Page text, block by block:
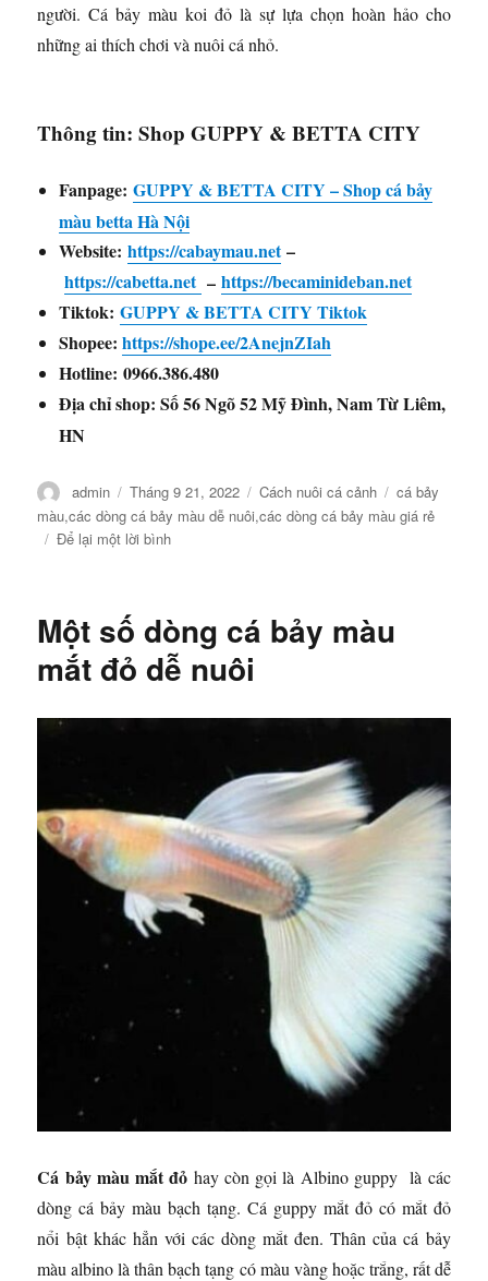
người. Cá bảy màu koi đỏ là sự lựa chọn hoàn hảo cho
những ai thích chơi và nuôi cá nhỏ.
Thông tin: Shop GUPPY & BETTA CITY
Fanpage:GUPPY & BETTA CITY – Shop cá bảy
màu betta Hà Nội
Website:https://cabaymau.net–
https://cabetta.net –https://becaminideban.net
Tiktok:GUPPY & BETTA CITY Tiktok
Shopee:https://shope.ee/2AnejnZIah
Hotline: 0966.386.480
Địa chỉ shop: Số 56 Ngõ 52 Mỹ Đình, Nam Từ Liêm,
HN
Tác
giả
admin
Đăng
vào
ngày
Tháng 9 21, 2022
Danh
mục
Cách nuôi cá cảnh Thẻ
cá bảy
màu,các dòng cá bảy màu dễ nuôi,các dòng cá bảy màu giá rẻ
Để lại một lời bìnhở
bảy
màu
dễ
giá
Một số dòng cá bảy màu
mắt đỏ dễ nuôi
Cá bảy màu mắt đỏ hay còn gọi là Albino guppy là các
dòng cá bảy màu bạch tạng. Cá guppy mắt đỏ có mắt đỏ
nổi bật khác hẳn với các dòng mắt đen. Thân của cá bảy
màu albino là thân bạch tạng có màu vàng hoặc trắng, rất dễ